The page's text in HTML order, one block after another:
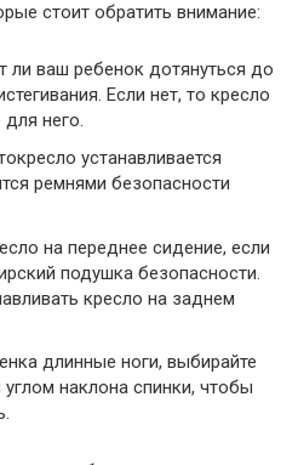
стоит обратить внимание:
ли ваш ребенок дотянуться до
Если нет, то кресло
него.
устанавливается
ремнями безопасности
на переднее сидение, если
подушка безопасности.
кресло на заднем
длинные ноги, выбирайте
наклона спинки, чтобы